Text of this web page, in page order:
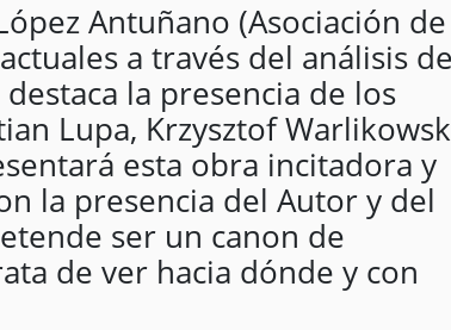
Antuñano (Asociación de
a través del análisis
la presencia de los
Lupa, Krzysztof
esta obra incitadora y
la presencia del Autor y del
ser un canon de
de ver hacia dónde y con